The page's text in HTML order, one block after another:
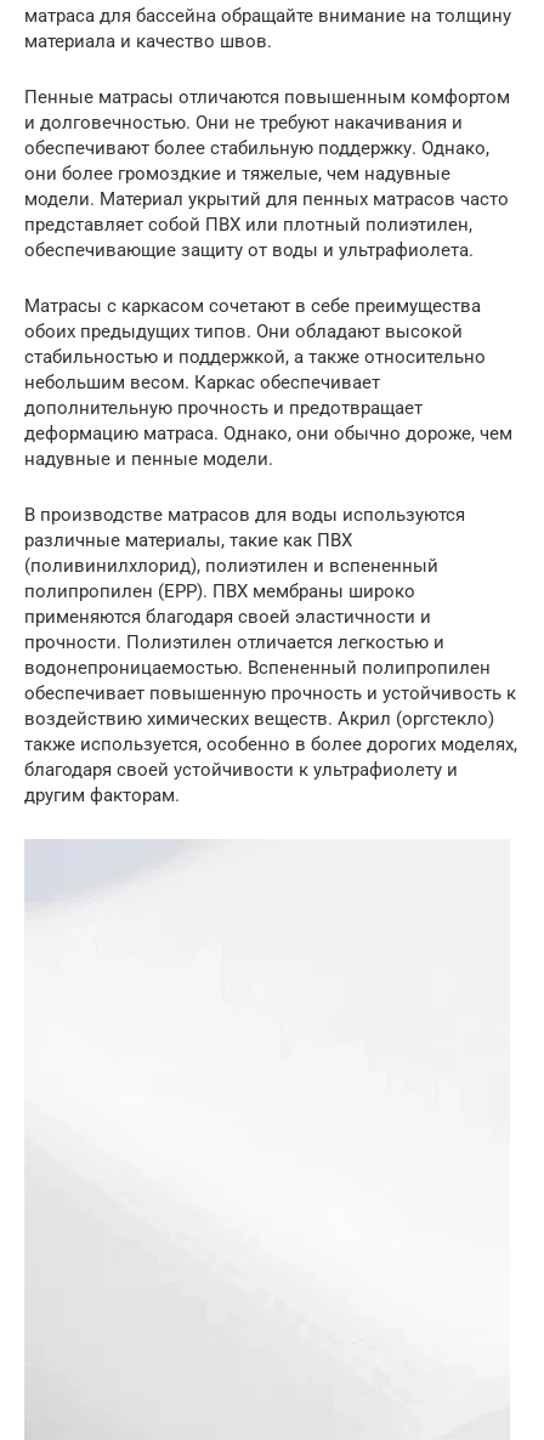
матраса для бассейна обращайте внимание на толщину
материала и качество швов.
Пенные матрасы отличаются повышенным комфортом
и долговечностью. Они не требуют накачивания и
обеспечивают более стабильную поддержку. Однако,
они более громоздкие и тяжелые, чем надувные
модели. Материал укрытий для пенных матрасов часто
представляет собой ПВХ или плотный полиэтилен,
обеспечивающие защиту от воды и ультрафиолета.
Матрасы с каркасом сочетают в себе преимущества
обоих предыдущих типов. Они обладают высокой
стабильностью и поддержкой, а также относительно
небольшим весом. Каркас обеспечивает
дополнительную прочность и предотвращает
деформацию матраса. Однако, они обычно дороже, чем
надувные и пенные модели.
В производстве матрасов для воды используются
различные материалы, такие как ПВХ
(поливинилхлорид), полиэтилен и вспененный
полипропилен (EPP). ПВХ мембраны широко
применяются благодаря своей эластичности и
прочности. Полиэтилен отличается легкостью и
водонепроницаемостью. Вспененный полипропилен
обеспечивает повышенную прочность и устойчивость к
воздействию химических веществ. Акрил (оргстекло)
также используется, особенно в более дорогих моделях,
благодаря своей устойчивости к ультрафиолету и
другим факторам.